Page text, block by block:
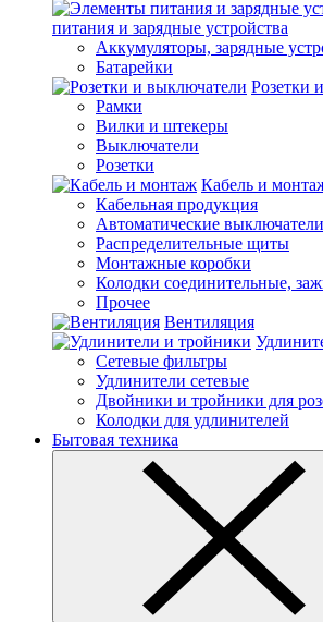
питания и зарядные устройства
Аккумуляторы, зарядные
Батарейки
Розетки
Рамки
Вилки и штекеры
Выключатели
Розетки
Кабель и
Кабельная продукция
Автоматические выключатели
Распределительные щиты
Монтажные коробки
Колодки соединительные,
Прочее
Вентиляция
Сетевые фильтры
Удлинители сетевые
Двойники и тройники для
Колодки для удлинителей
Бытовая техника